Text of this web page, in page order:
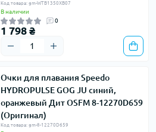
Код товара: gm-WTB1350XB07
В наличии
0
1 798 ₴
Очки для плавания Speedo
HYDROPULSE GOG JU синий,
оранжевый Дит OSFM 8-12270D659
(Оригинал)
Код товара: gm-8-12270D659